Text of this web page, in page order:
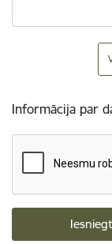
Informācija par